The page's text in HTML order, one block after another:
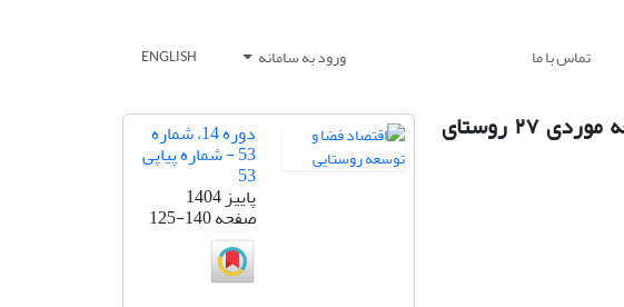
تماس با ما ورود به سامانه ENGLISH
بررسی تأثیر انسجام فضایی بر توسعه گردشگری روستایی در مناطق مختلف ایران: مطالعه موردی ۲۷ روستای دوره 14، شماره
53 - شماره پیاپی
53
پاییز 1404
صفحه125-140